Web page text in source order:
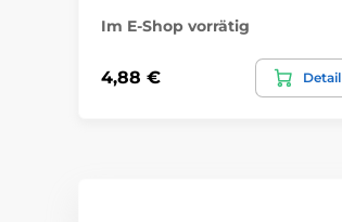
Im E-Shop vorrätig
4,88 € Detail